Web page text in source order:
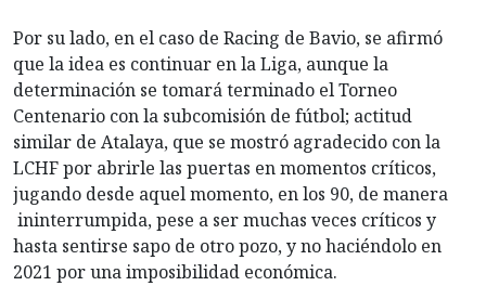
Por su lado, en el caso de Racing de Bavio, se afirmó
que la idea es continuar en la Liga, aunque la
determinación se tomará terminado el Torneo
Centenario con la subcomisión de fútbol; actitud
similar de Atalaya, que se mostró agradecido con la
LCHF por abrirle las puertas en momentos críticos,
jugando desde aquel momento, en los 90, de manera
ininterrumpida, pese a ser muchas veces críticos y
hasta sentirse sapo de otro pozo, y no haciéndolo en
2021 por una imposibilidad económica.